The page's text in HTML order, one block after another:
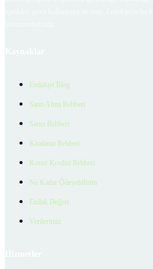
Emlakjet Blog
Satın Alma Rehberi
Satıcı Rehberi
Kiralama Rehberi
Konut Kredisi Rehberi
Ne Kadar Ödeyebilirim
Emlak Değeri
Verilerimiz